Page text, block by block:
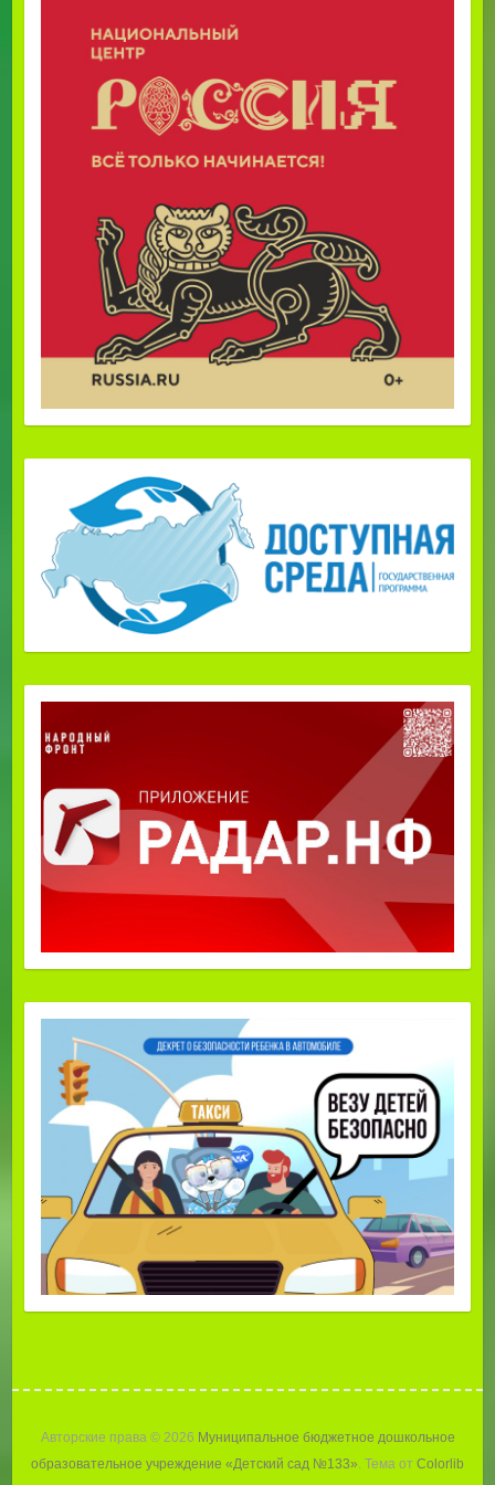
Авторские права © 2026 Муниципальное бюджетное дошкольное
образовательное учреждение «Детский сад №133» . Тема от Colorlib